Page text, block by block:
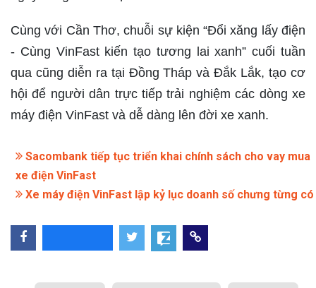
Cùng với Cần Thơ, chuỗi sự kiện “Đổi xăng lấy điện
- Cùng VinFast kiến tạo tương lai xanh” cuối tuần
qua cũng diễn ra tại Đồng Tháp và Đắk Lắk, tạo cơ
hội để người dân trực tiếp trải nghiệm các dòng xe
máy điện VinFast và dễ dàng lên đời xe xanh.
Sacombank tiếp tục triển khai chính sách cho vay mua
xe điện VinFast
Xe máy điện VinFast lập kỷ lục doanh số chưng từng có